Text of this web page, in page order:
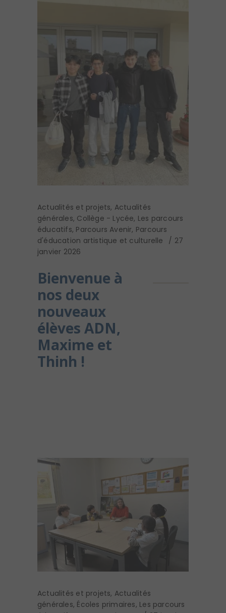
Actualités et projets, Actualités
générales, Collège - Lycée, Les parcours
éducatifs, Parcours Avenir, Parcours
d'éducation artistique et culturelle
27
janvier 2026
Bienvenue à
nos deux
nouveaux
élèves ADN,
Maxime et
Thinh !
Actualités et projets, Actualités
générales, Écoles primaires, Les parcours